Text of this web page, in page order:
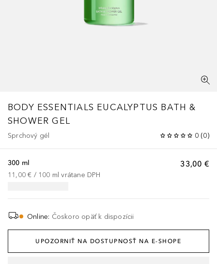
BODY ESSENTIALS EUCALYPTUS BATH &
SHOWER GEL
Sprchový gél 0 (0)
33,00 €
300 ml
11,00 € / 100 ml vrátane DPH
Online: Čoskoro opäť k dispozícii
UPOZORNIŤ NA DOSTUPNOSŤ NA E-SHOPE